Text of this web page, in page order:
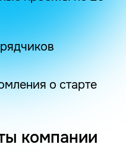
о старте
компании